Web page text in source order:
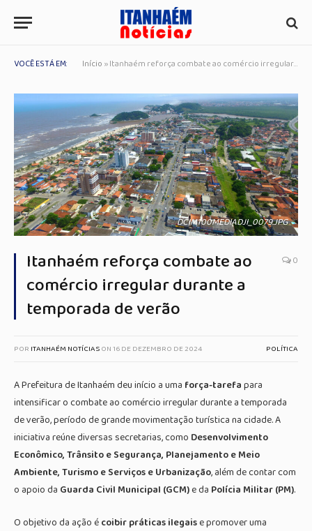
VOCÊ ESTÁ EM: Início »Itanhaém reforça combate ao comércio irregular durante a temporada de verão
DCIM100MEDIADJI_0079.JPG
Itanhaém reforça combate ao
comércio irregular durante a
temporada de verão
0
POR ITANHAÉM NOTÍCIASON16 DE DEZEMBRO DE 2024 POLÍTICA
A Prefeitura de Itanhaém deu início a uma força-tarefapara
intensificar o combate ao comércio irregular durante a temporada
de verão, período de grande movimentação turística na cidade. A
iniciativa reúne diversas secretarias, como Desenvolvimento
Econômico, Trânsito e Segurança, Planejamento e Meio
Ambiente, Turismo e Serviços e Urbanização, além de contar com
o apoio da Guarda Civil Municipal (GCM)e da Polícia Militar (PM).
O objetivo da ação écoibir práticas ilegaise promover uma